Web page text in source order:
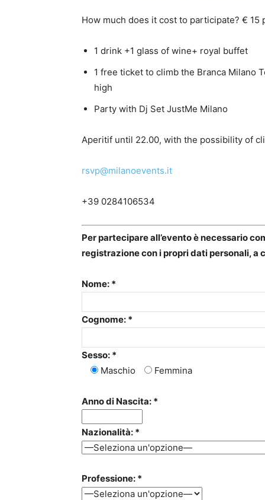
How much does it cost to participate? €
1 drink +1 glass of wine+ royal buffet
1 free ticket to climb the Branca Milano
high
Party with Dj Set JustMe Milano
Aperitif until 22.00, with the possibility of
rsvp@milanoevents.it
+39 0284106534
Per partecipare all’evento è necessario
registrazione con i propri dati personali, a
Nome: *
Cognome: *
Sesso: *
Maschio
Femmina
Anno di Nascita: *
Nazionalità: *
Professione: *